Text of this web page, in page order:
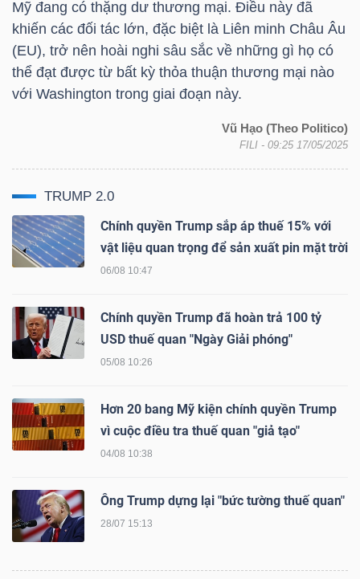
Mỹ đang có thặng dư thương mại. Điều này đã
khiến các đối tác lớn, đặc biệt là Liên minh Châu Âu
(EU), trở nên hoài nghi sâu sắc về những gì họ có
thể đạt được từ bất kỳ thỏa thuận thương mại nào
với Washington trong giai đoạn này.
Vũ Hạo (Theo Politico)
FILI - 09:25 17/05/2025
TRUMP 2.0
Chính quyền Trump sắp áp thuế 15% với
vật liệu quan trọng để sản xuất pin mặt trời
06/08 10:47
Chính quyền Trump đã hoàn trả 100 tỷ
USD thuế quan "Ngày Giải phóng"
05/08 10:26
Hơn 20 bang Mỹ kiện chính quyền Trump
vì cuộc điều tra thuế quan "giả tạo"
04/08 10:38
Ông Trump dựng lại "bức tường thuế quan"
28/07 15:13
NGUYÊN
VẬT
NGHIỆP
TIÊU
DÙNG
KHÔNG